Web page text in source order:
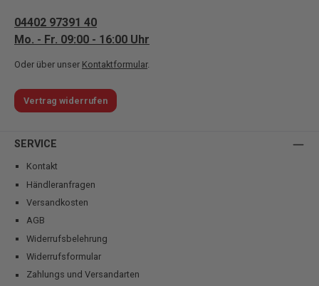
04402 97391 40
Mo. - Fr. 09:00 - 16:00 Uhr
Oder über unser Kontaktformular.
Vertrag widerrufen
SERVICE
Kontakt
Händleranfragen
Versandkosten
AGB
Widerrufsbelehrung
Widerrufsformular
Zahlungs und Versandarten